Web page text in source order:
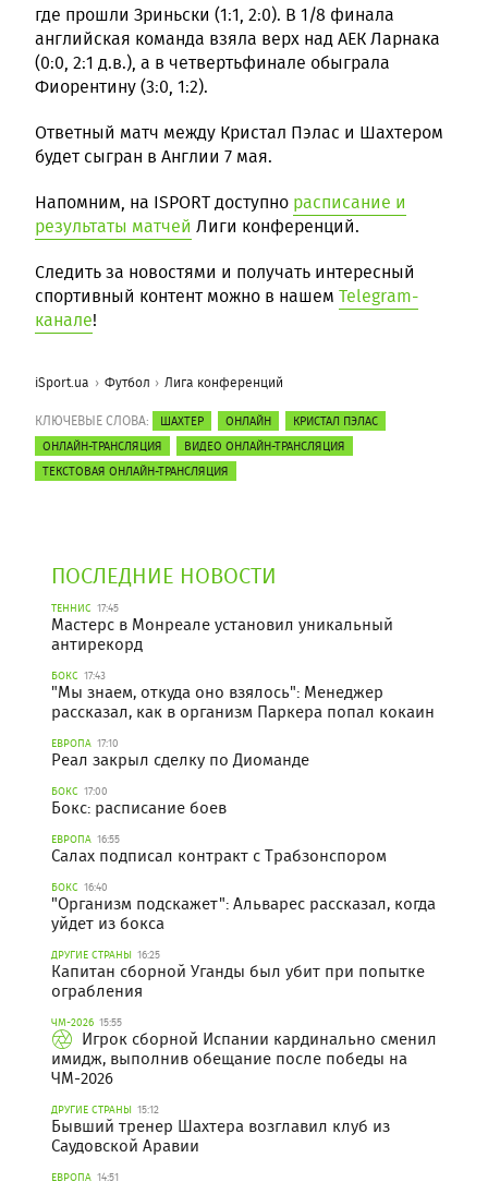
где прошли Зриньски (1:1, 2:0). В 1/8 финала
английская команда взяла верх над АЕК Ларнака
(0:0, 2:1 д.в.), а в четвертьфинале обыграла
Фиорентину (3:0, 1:2).
Ответный матч между Кристал Пэлас и Шахтером
будет сыгран в Англии 7 мая.
Напомним, на ISPORT доступно расписание и
результаты матчей Лиги конференций.
Следить за новостями и получать интересный
спортивный контент можно в нашем Telegram-
канале!
iSport.ua Футбол Лига конференций
КЛЮЧЕВЫЕ СЛОВА: ШАХТЕР ОНЛАЙН
КРИСТАЛ ПЭЛАС
ОНЛАЙН-ТРАНСЛЯЦИЯ
ВИДЕО ОНЛАЙН-ТРАНСЛЯЦИЯ
ТЕКСТОВАЯ ОНЛАЙН-ТРАНСЛЯЦИЯ
ПОСЛЕДНИЕ НОВОСТИ
ТЕННИС 17:45
Мастерс в Монреале установил уникальный
антирекорд
БОКС 17:43
"Мы знаем, откуда оно взялось": Менеджер
рассказал, как в организм Паркера попал кокаин
ЕВРОПА 17:10
Реал закрыл сделку по Диоманде
БОКС 17:00
Бокс: расписание боев
ЕВРОПА 16:55
Салах подписал контракт с Трабзонспором
БОКС 16:40
"Организм подскажет": Альварес рассказал, когда
уйдет из бокса
ДРУГИЕ СТРАНЫ 16:25
Капитан сборной Уганды был убит при попытке
ограбления
ЧМ-2026 15:55
Игрок сборной Испании кардинально сменил
имидж, выполнив обещание после победы на
ЧМ-2026
ДРУГИЕ СТРАНЫ 15:12
Бывший тренер Шахтера возглавил клуб из
Саудовской Аравии
ЕВРОПА 14:51